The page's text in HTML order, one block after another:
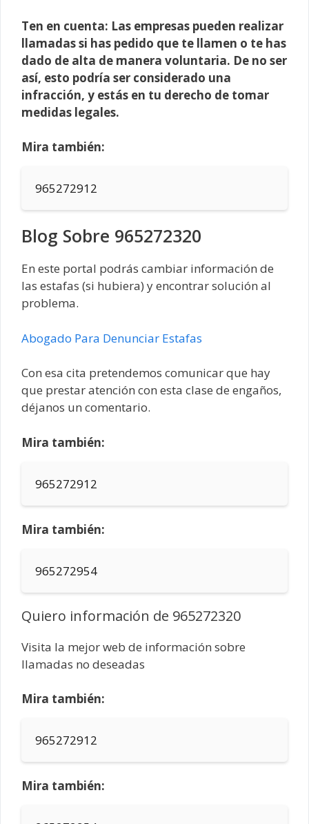
Ten en cuenta: Las empresas pueden realizar
llamadas si has pedido que te llamen o te has
dado de alta de manera voluntaria. De no ser
así, esto podría ser considerado una
infracción, y estás en tu derecho de tomar
medidas legales.
Mira también:
965272912
Blog Sobre 965272320
En este portal podrás cambiar información de
las estafas (si hubiera) y encontrar solución al
problema.
Abogado Para Denunciar Estafas
Con esa cita pretendemos comunicar que hay
que prestar atención con esta clase de engaños,
déjanos un comentario.
Mira también:
965272912
Mira también:
965272954
Quiero información de 965272320
Visita la mejor web de información sobre
llamadas no deseadas
Mira también:
965272912
Mira también: